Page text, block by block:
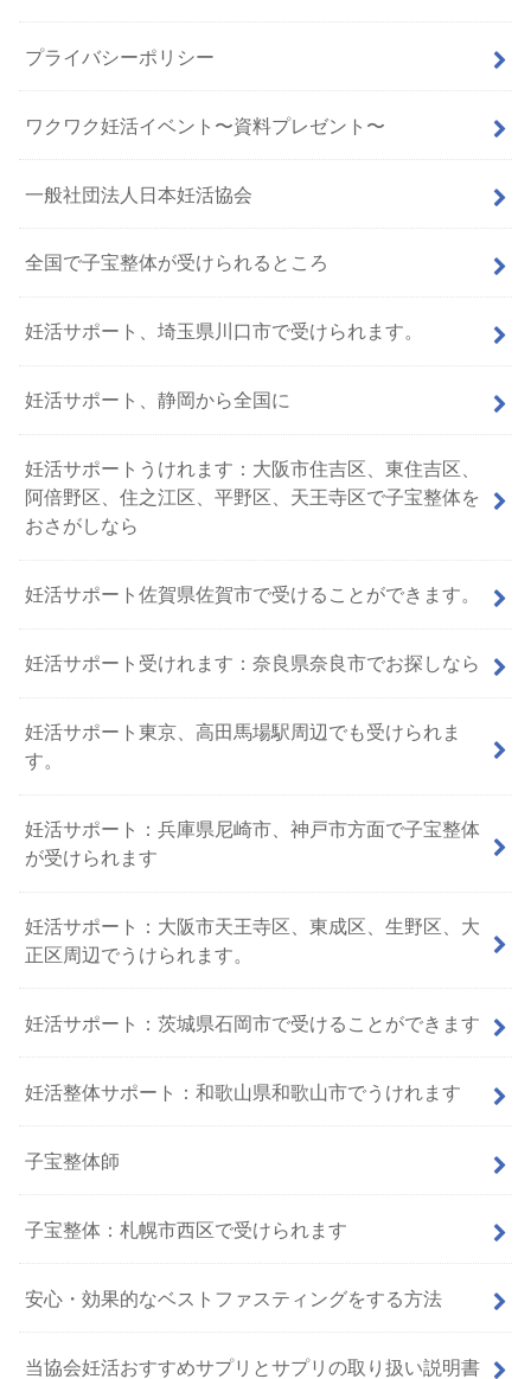
プライバシーポリシー
ワクワク妊活イベント〜資料プレゼント〜
一般社団法人日本妊活協会
全国で子宝整体が受けられるところ
妊活サポート、埼玉県川口市で受けられます。
妊活サポート、静岡から全国に
妊活サポートうけれます：大阪市住吉区、東住吉区、
阿倍野区、住之江区、平野区、天王寺区で子宝整体を
おさがしなら
妊活サポート佐賀県佐賀市で受けることができます。
妊活サポート受けれます：奈良県奈良市でお探しなら
妊活サポート東京、高田馬場駅周辺でも受けられま
す。
妊活サポート：兵庫県尼崎市、神戸市方面で子宝整体
が受けられます
妊活サポート：大阪市天王寺区、東成区、生野区、大
正区周辺でうけられます。
妊活サポート：茨城県石岡市で受けることができます
妊活整体サポート：和歌山県和歌山市でうけれます
子宝整体師
子宝整体：札幌市西区で受けられます
安心・効果的なベストファスティングをする方法
当協会妊活おすすめサプリとサプリの取り扱い説明書